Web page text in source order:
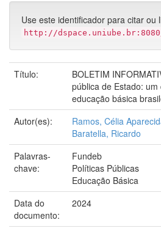
Use este identificador para citar ou
http://
Título:
BOLETIM
pública de Estado:
educação básica
Autor(es):
Ramos, Célia
Baratella, Ricardo
Palavras-
chave:
Fundeb
Políticas Públicas
Educação Básica
Data do
documento:
2024